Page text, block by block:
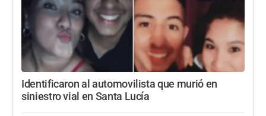
Identificaron al automovilista que murió en
siniestro vial en Santa Lucía